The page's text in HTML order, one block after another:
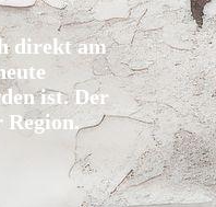
direkt am
ist. Der
Region.